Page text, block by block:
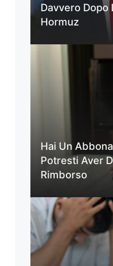
Davvero Dopo
Hormuz
Hai Un
Potresti Aver
Rimborso